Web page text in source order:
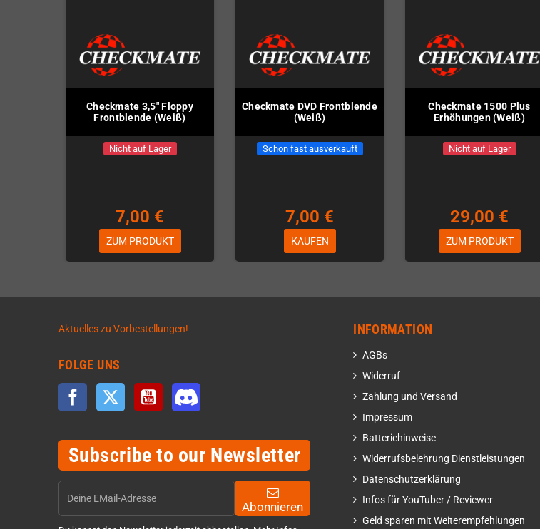
Checkmate 3,5" Floppy
Frontblende (Weiß)
Nicht auf Lager
7,00 €
ZUM PRODUKT
Checkmate DVD Frontblende
(Weiß)
Schon fast ausverkauft
7,00 €
KAUFEN
Checkmate 1500 Plus
Erhöhungen (Weiß)
Nicht auf Lager
29,00 €
ZUM PRODUKT
Aktuelles zu Vorbestellungen!
FOLGE UNS
Facebook Twitter YouTube
Subscribe to our Newsletter
Abonnieren
INFORMATION
AGBs
Widerruf
Zahlung und Versand
Impressum
Batteriehinweise
Widerrufsbelehrung Dienstleistungen
Datenschutzerklärung
Infos für YouTuber / Reviewer
Geld sparen mit Weiterempfehlungen